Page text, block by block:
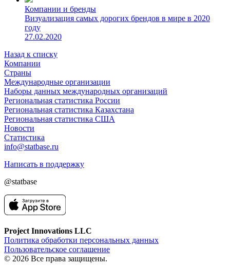
Компании и бренды
Визуализация самых дорогих брендов в мире в 2020
году
27.02.2020
Назад к списку
Компании
Страны
Международные организации
Наборы данных международных организаций
Региональная статистика России
Региональная статистика Казахстана
Региональная статистика США
Новости
Статистика
info@statbase.ru
Написать в поддержку
@statbase
Project Innovations LLC
Политика обработки персональных данных
Пользовательское соглашение
© 2026 Все права защищены.